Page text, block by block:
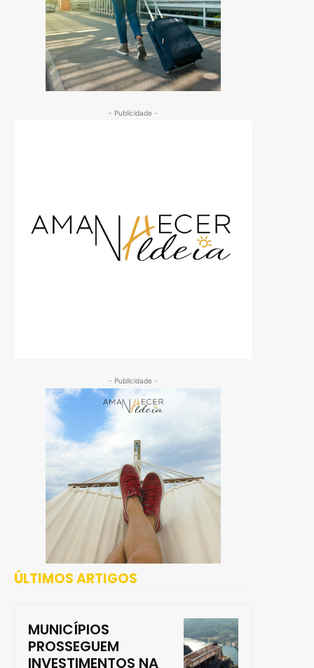
- Publicidade -
- Publicidade -
ÚLTIMOS ARTIGOS
MUNICÍPIOS
PROSSEGUEM
INVESTIMENTOS NA